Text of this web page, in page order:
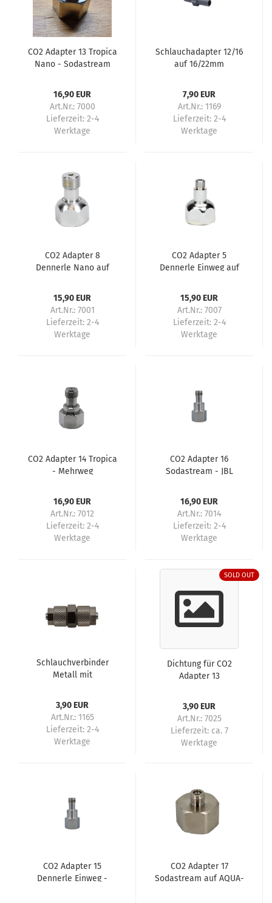
CO2 Adapter 13 Tropica
Nano - Sodastream
16,90 EUR
Art.Nr.: 7000
Lieferzeit: 2-4
Werktage
Schlauchadapter 12/16
auf 16/22mm
7,90 EUR
Art.Nr.: 1169
Lieferzeit: 2-4
Werktage
CO2 Adapter 8
Dennerle Nano auf
15,90 EUR
Art.Nr.: 7001
Lieferzeit: 2-4
Werktage
CO2 Adapter 5
Dennerle Einweg auf
15,90 EUR
Art.Nr.: 7007
Lieferzeit: 2-4
Werktage
CO2 Adapter 14 Tropica
- Mehrweg
16,90 EUR
Art.Nr.: 7012
Lieferzeit: 2-4
Werktage
CO2 Adapter 16
Sodastream - JBL
16,90 EUR
Art.Nr.: 7014
Lieferzeit: 2-4
Werktage
Schlauchverbinder
Metall mit
3,90 EUR
Art.Nr.: 1165
Lieferzeit: 2-4
Werktage
SOLD OUT
Dichtung für CO2
Adapter 13
3,90 EUR
Art.Nr.: 7025
Lieferzeit: ca. 7
Werktage
CO2 Adapter 15
Dennerle Einweg -
CO2 Adapter 17
Sodastream auf AQUA-